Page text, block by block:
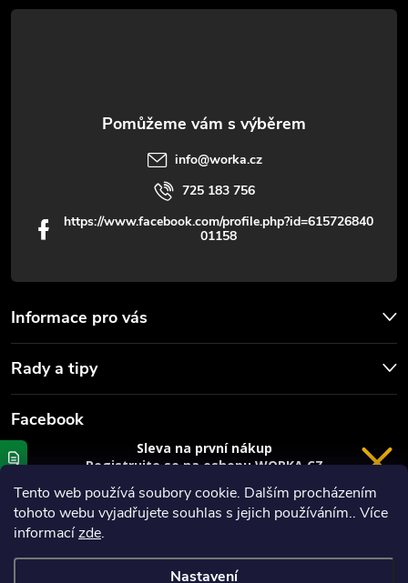
Tento web používá soubory cookie. Dalším procházením
tohoto webu vyjadřujete souhlas s jejich používáním.. Více
informacízde.
Nastavení
t
Informace pro vás
Rady a tipy
info@worka.cz
725 183 756
https://www.facebook.com/profile.php?id=615726840
01158
Facebook
Worka.cz - Vše pro práci a řemeslo
Sleva na první nákup
Registrujte se na eshopu WORKA.CZ
sleva 100 Kč* na nákup je Vaše.
Registrace
Privacy policy
VRÁCENÍ 14 DNÍ